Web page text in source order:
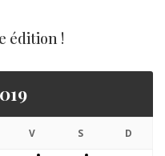
édition !
V S D